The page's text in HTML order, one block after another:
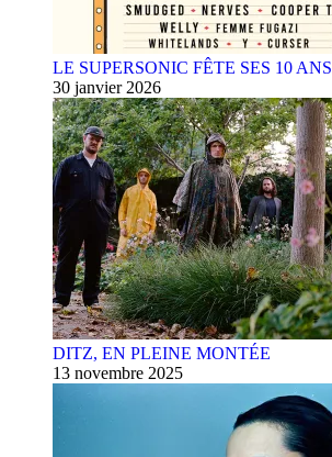
LE SUPERSONIC FÊTE SES 10 ANS
30 janvier 2026
DITZ, EN PLEINE MONTÉE
13 novembre 2025